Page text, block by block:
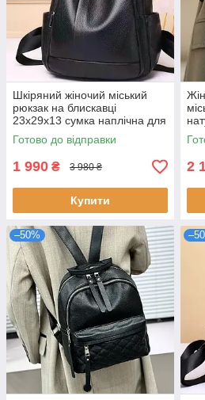
Шкіряний жіночий міський
рюкзак на блискавці
23х29х13 сумка наплічна для
прогулянок чорна
натуральна шкіра
Готово до відправки
1 990 ₴ 3 980 ₴
Купити
2
–50%